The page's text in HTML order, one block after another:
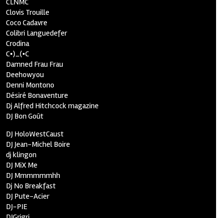
CLNMC
Clovis Trouille
Coco Cadavre
Colibri Languedefer
Crodina
C•)_(•C
Damned Frau Frau
Deehowyou
Denni Montono
Désiré Bonaventure
Dj Alfred Hitchcock magazine
DJ Bon Goût
DJ HoloWestCaust
DJ Jean-Michel Boire
dj klingon
DJ MiX Me
DJ Mmmmmmhh
Dj No Breakfast
DJ Pute-Acier
DJ-PIE